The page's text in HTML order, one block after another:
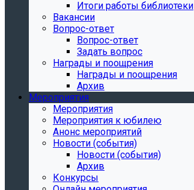
Итоги работы библиотеки
Вакансии
Вопрос-ответ
Вопрос-ответ
Задать вопрос
Награды и поощрения
Награды и поощрения
Архив
Мероприятия
Мероприятия
Мероприятия к юбилею
Анонс мероприятий
Новости (события)
Новости (события)
Архив
Конкурсы